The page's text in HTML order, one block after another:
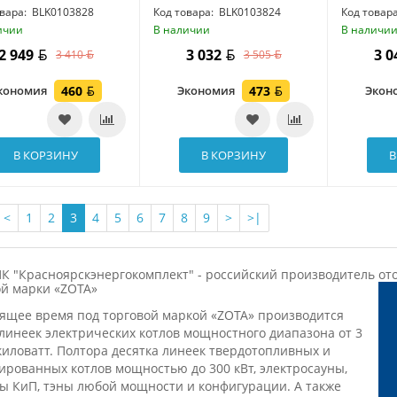
BLK0103828
949 3 410
460
В КОРЗИНУ
Код товара: BLK0103824
В наличии
3 032 3 505
Экономия 473
В КОРЗИНУ
Код
В
3
< 1 2 3 4 5 6 7 8 9 > >|
- российский производитель
марки «ZOTA»
время под торговой маркой «ZOTA» производится
электрических котлов мощностного диапазона от 3
Полтора десятка линеек твердотопливных и
котлов мощностью до 300 кВт, электросауны,
КиП, тэны любой мощности и конфигурации. А также